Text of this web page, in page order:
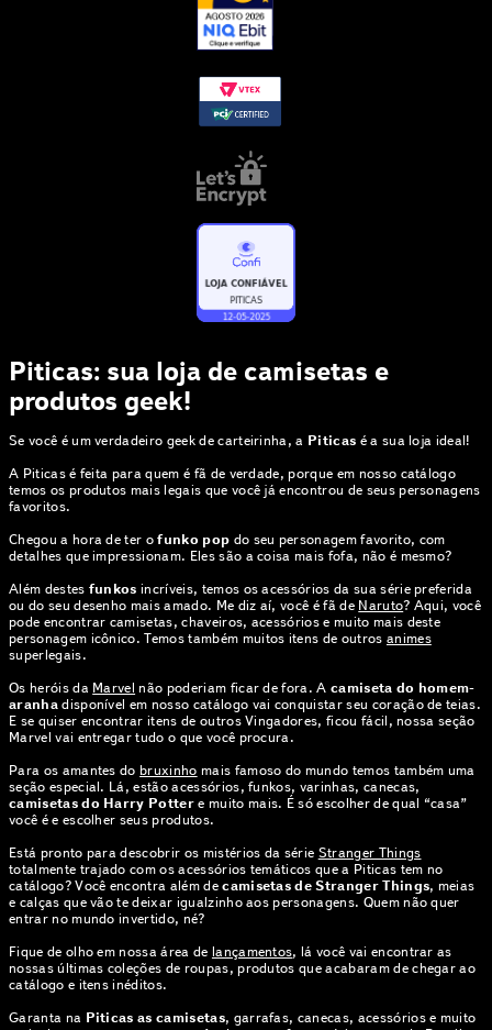
Piticas: sua loja de camisetas e
produtos geek!
Se você é um verdadeiro geek de carteirinha, a Piticas é a sua loja ideal!
A Piticas é feita para quem é fã de verdade, porque em nosso catálogo
temos os produtos mais legais que você já encontrou de seus personagens
favoritos.
Chegou a hora de ter ofunko pop do seu personagem favorito, com
detalhes que impressionam. Eles são a coisa mais fofa, não é mesmo?
Além destes funkos incríveis, temos os acessórios da sua série preferida
ou do seu desenho mais amado. Me diz aí, você é fã de Naruto? Aqui, você
pode encontrar camisetas, chaveiros, acessórios e muito mais deste
personagem icônico. Temos também muitos itens de outros animes
superlegais.
Os heróis da Marvel não poderiam ficar de fora. Acamiseta do homem-
aranhadisponível em nosso catálogo vai conquistar seu coração de teias.
E se quiser encontrar itens de outros Vingadores, ficou fácil, nossa seção
Marvel vai entregar tudo o que você procura.
Para os amantes dobruxinho mais famoso do mundo temos também uma
seção especial. Lá, estão acessórios, funkos, varinhas, canecas,
camisetas do Harry Potter e muito mais. É só escolher de qual “casa”
você é e escolher seus produtos.
Está pronto para descobrir os mistérios da série Stranger Things
totalmente trajado com os acessórios temáticos que a Piticas tem no
catálogo? Você encontra além decamisetas de Stranger Things, meias
e calças que vão te deixar igualzinho aos personagens. Quem não quer
entrar no mundo invertido, né?
Fique de olho em nossa área de lançamentos, lá você vai encontrar as
nossas últimas coleções de roupas, produtos que acabaram de chegar ao
catálogo e itens inéditos.
Garanta na Piticas as camisetas, garrafas, canecas, acessórios e muito